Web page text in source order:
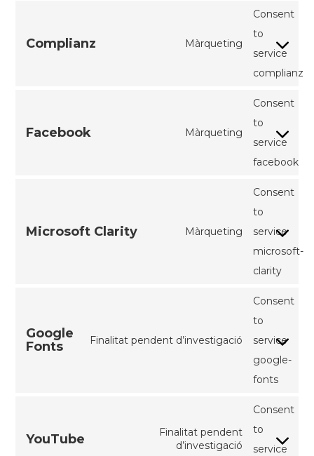
Complianz Màrqueting
Consent
to
service
complianz
Facebook Màrqueting
Consent
to
service
facebook
Microsoft Clarity Màrqueting
Consent
to
service
microsoft-
clarity
Google
Fonts
Finalitat pendent d’investigació
Consent
to
service
google-
fonts
YouTube
Finalitat pendent
d’investigació
Consent
to
service